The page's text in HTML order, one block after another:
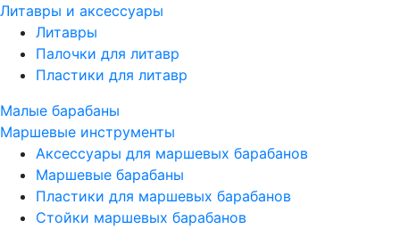
Литавры и аксессуары
Литавры
Палочки для литавр
Пластики для литавр
Малые барабаны
Маршевые инструменты
Аксессуары для маршевых барабанов
Маршевые барабаны
Пластики для маршевых барабанов
Стойки маршевых барабанов